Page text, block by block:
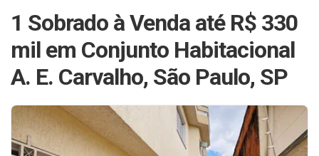
1 Sobrado à Venda até R$ 330
mil em Conjunto Habitacional
A. E. Carvalho, São Paulo, SP